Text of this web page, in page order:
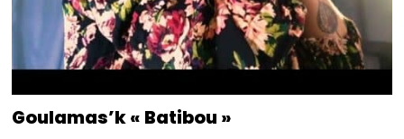
Goulamas’k « Batibou »